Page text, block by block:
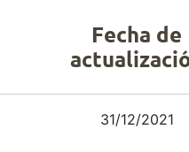
Fecha de
31/12/2021